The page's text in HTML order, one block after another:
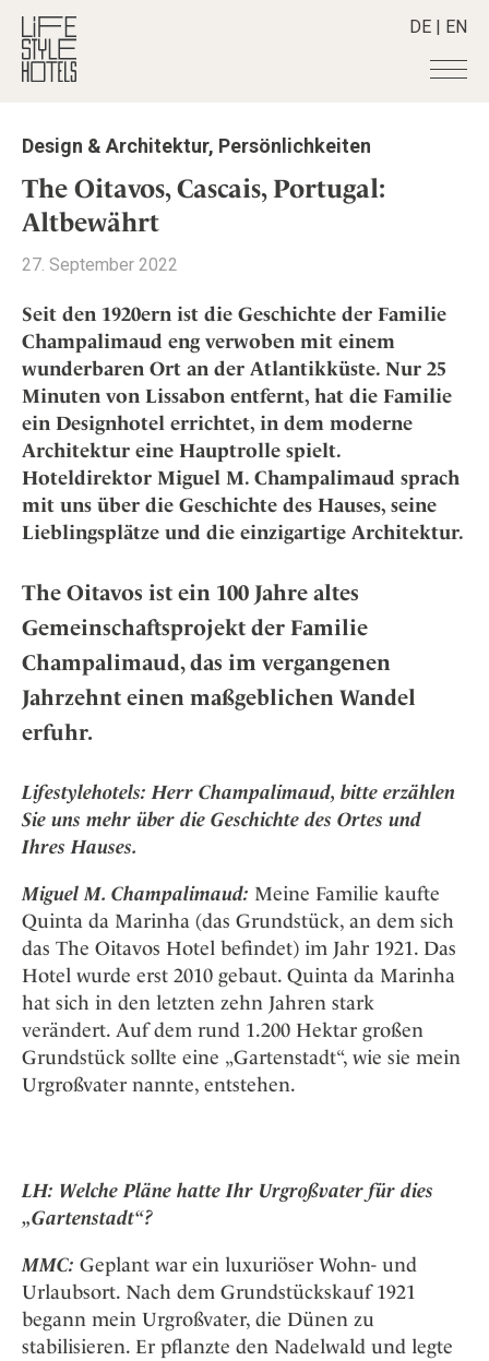
DE | EN
Hotels +
Alle Hotels
Alpine Lifestyle
City
Countryside
Mindful Traveller
New Member
Wellness
Destinationen +
Alle Destinationen
Griechenland
Indien
Indonesien
Italien
Japan
Kroatien
Mexico
Niederlande
Österreich
Spanien
Schweiz
USA
Stories +
Alle Stories
Aktiv & Wellness
Culture
Design & Architektur
Eat & Drink
Mindful Traveller
Osterkalender
Persönlichkeiten
Shop +
Alle Produkte
Lifestylehotels BOOK
The Stylemate Magazin/e
Gutschein/Voucher
Smart Traveller
Alle Smart Deals
Smart Traveller
Newsletter Anmeldung
Newsletter
Become a member
+
Member Benefits
Register your Hotel
About us +
Mission Statement
Our Story
Career
Kontakt
Impressum
Adventkalender
Design & Architektur, Persönlichkeiten
The Oitavos, Cascais, Portugal:
Altbewährt
27. September 2022
Seit den 1920ern ist die Geschichte der Familie
Champalimaud eng verwoben mit einem
wunderbaren Ort an der Atlantikküste. Nur 25
Minuten von Lissabon entfernt, hat die Familie
ein Designhotel errichtet, in dem moderne
Architektur eine Hauptrolle spielt.
Hoteldirektor Miguel M. Champalimaud sprach
mit uns über die Geschichte des Hauses, seine
Lieblingsplätze und die einzigartige Architektur.
The Oitavos ist ein 100 Jahre altes
Gemeinschaftsprojekt der Familie
Champalimaud, das im vergangenen
Jahrzehnt einen maßgeblichen Wandel
erfuhr.
Lifestylehotels: Herr Champalimaud, bitte erzählen
Sie uns mehr über die Geschichte des Ortes und
Ihres Hauses.
Miguel M. Champalimaud: Meine Familie kaufte
Quinta da Marinha (das Grundstück, an dem sich
das The Oitavos Hotel befindet) im Jahr 1921. Das
Hotel wurde erst 2010 gebaut. Quinta da Marinha
hat sich in den letzten zehn Jahren stark
verändert. Auf dem rund 1.200 Hektar großen
Grundstück sollte eine „Gartenstadt“, wie sie mein
Urgroßvater nannte, entstehen.
LH: Welche Pläne hatte Ihr Urgroßvater für dies
„Gartenstadt“?
MMC: Geplant war ein luxuriöser Wohn- und
Urlaubsort. Nach dem Grundstückskauf 1921
begann mein Urgroßvater, die Dünen zu
stabilisieren. Er pflanzte den Nadelwald und legte